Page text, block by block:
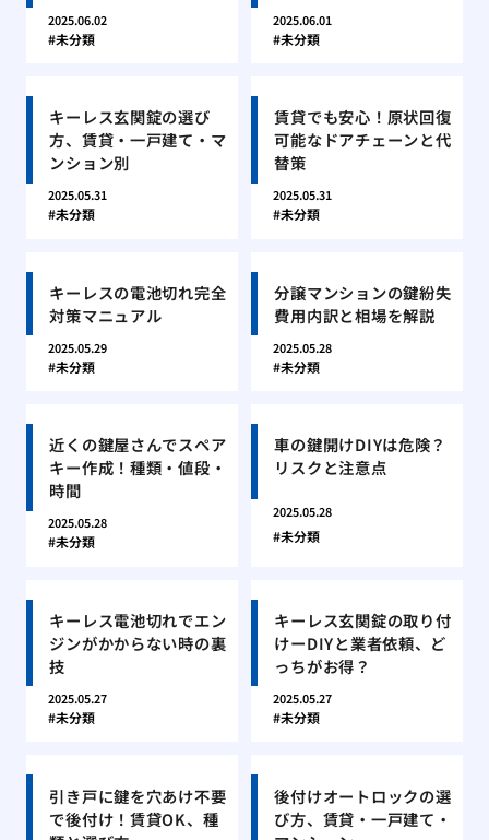
2025.06.02
未分類
2025.06.01
未分類
キーレス玄関錠の選び
方、賃貸・一戸建て・マ
ンション別
2025.05.31
未分類
賃貸でも安心！原状回復
可能なドアチェーンと代
替策
2025.05.31
未分類
キーレスの電池切れ完全
対策マニュアル
2025.05.29
未分類
分譲マンションの鍵紛失
費用内訳と相場を解説
2025.05.28
未分類
近くの鍵屋さんでスペア
キー作成！種類・値段・
時間
2025.05.28
未分類
車の鍵開けDIYは危険？
リスクと注意点
2025.05.28
未分類
キーレス電池切れでエン
ジンがかからない時の裏
技
2025.05.27
未分類
キーレス玄関錠の取り付
けーDIYと業者依頼、ど
っちがお得？
2025.05.27
未分類
引き戸に鍵を穴あけ不要
で後付け！賃貸OK、種
後付けオートロックの選
び方、賃貸・一戸建て・